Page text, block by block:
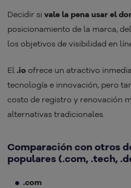
Decidir si vale la pena usar el
posicionamiento de la marca,
los objetivos de visibilidad en
El .io ofrece un atractivo
tecnología e innovación, pero
costo de registro y renovación
alternativas tradicionales.
Comparación con otros
populares (.com, .tech,
.com